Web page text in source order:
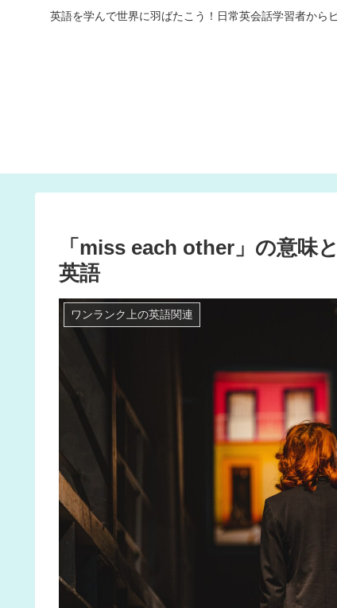
英語を学んで世界に羽ばたこう！日常英会話学習者から
「miss each other」の意味
英語
ワンランク上の英語関連